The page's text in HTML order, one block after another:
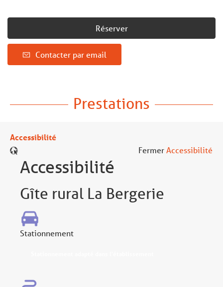
Réserver
Contacter par email
Prestations
Accessibilité
Fermer
Accessibilité
Gîte rural La Bergerie
Stationnement
Accessibilité